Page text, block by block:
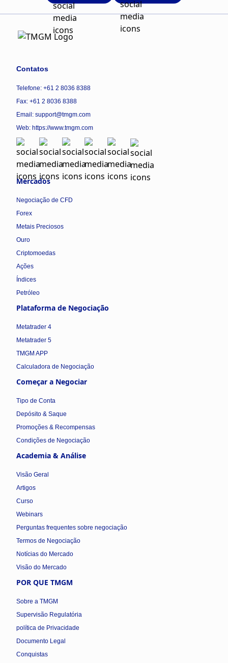
Contatos
Telefone: +61 2 8036 8388
Fax: +61 2 8036 8388
Email: support@tmgm.com
Web: https://www.tmgm.com
Mercados
Negociação de CFD
Forex
Metais Preciosos
Ouro
Criptomoedas
Ações
Índices
Petróleo
Plataforma de Negociação
Metatrader 4
Metatrader 5
TMGM APP
Calculadora de Negociação
Começar a Negociar
Tipo de Conta
Depósito & Saque
Promoções & Recompensas
Condições de Negociação
Academia & Análise
Visão Geral
Artigos
Curso
Webinars
Perguntas frequentes sobre negociação
Termos de Negociação
Notícias do Mercado
Visão do Mercado
POR QUE TMGM
Sobre a TMGM
Supervisão Regulatória
política de Privacidade
Documento Legal
Conquistas